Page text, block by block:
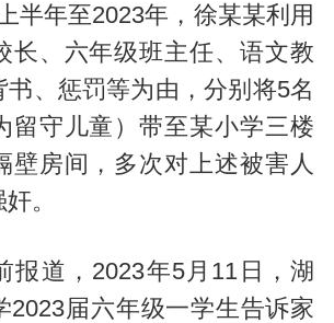
半年至2023年，徐某某利用
长、六年级班主任、语文教
书、惩罚等为由，分别将5名
留守儿童）带至某小学三楼
壁房间，多次对上述被害人
。
报道，2023年5月11日，湖
2023届六年级一学生告诉家